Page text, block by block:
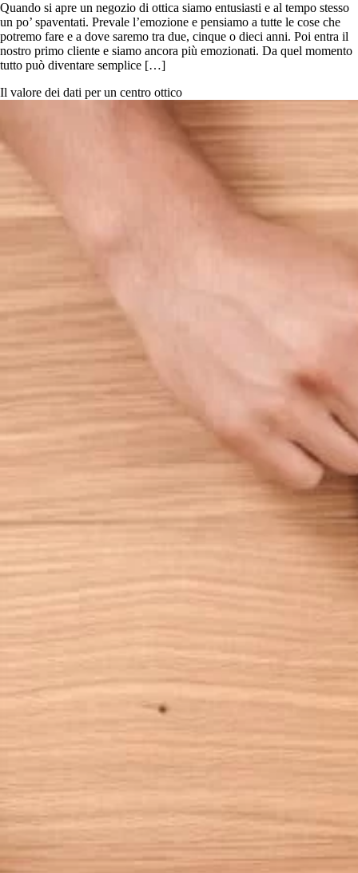
Quando si apre un negozio di ottica siamo entusiasti e al tempo stesso
un po’ spaventati. Prevale l’emozione e pensiamo a tutte le cose che
potremo fare e a dove saremo tra due, cinque o dieci anni. Poi entra il
nostro primo cliente e siamo ancora più emozionati. Da quel momento
tutto può diventare semplice […]
Il valore dei dati per un centro ottico